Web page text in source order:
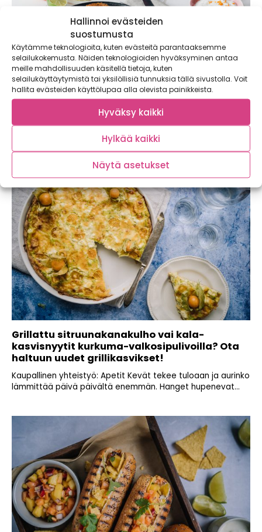
Hallinnoi evästeiden
suostumusta
Käytämme teknologioita, kuten evästeitä parantaaksemme
selailukokemusta. Näiden teknologioiden hyväksyminen antaa
meille mahdollisuuden käsitellä tietoja, kuten
selailukäyttäytymistä tai yksilöllisiä tunnuksia tällä sivustolla. Voit
hallita evästeiden käyttölupaa alla olevista painikkeista.
Hyväksy kaikki
Hylkää kaikki
Näytä asetukset
Pikkublinejä, pikkelöityä punakaalia,
savumuikkuja ja ranskalaista valkoviiniä
Tammikuussa herkutellaan blineillä! Lisukkeikseen
lettupannulla paistetut pikkublinit saavat sesonkia seuraten
Grillattu sitruunakanakulho vai kala-
kasvisnyytit kurkuma-valkosipulivoilla? Ota
haltuun uudet grillikasvikset!
Kaupallinen yhteistyö: Apetit Kevät tekee tuloaan ja aurinko
lämmittää päivä päivältä enemmän. Hanget hupenevat...